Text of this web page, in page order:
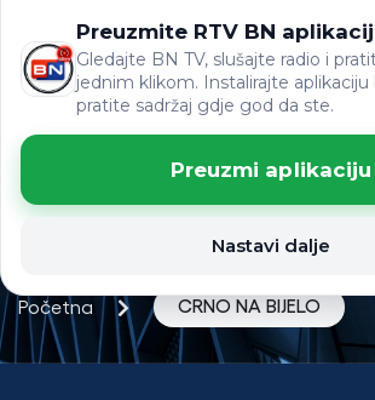
VIJESTI
Preuzmite RTV BN
Gledajte BN TV, slušajte radio i
jednim klikom. Instalirajte aplikaciju
pratite sadržaj gdje god da ste.
Preuzmi aplikaciju
Nastavi dalje
Početna CRNO NA BIJELO